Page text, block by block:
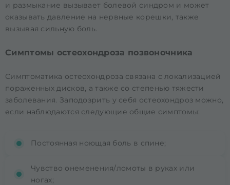
и размыкание вызывает болевой синдром и может
оказывать давление на нервные корешки, также
вызывая сильную боль.
Симптомы остеохондроза позвоночника
Симптоматика остеохондроза связана с локализацией
пораженных дисков, а также со степенью тяжести
заболевания. Заподозрить у себя остеохондроз можно,
если наблюдаются следующие общие симптомы:
Постоянная ноющая боль в спине;
Чувство онеменения/ломоты в руках или
ногах;